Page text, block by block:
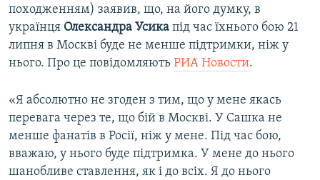
Усі сайти RFE/RL
походженням) заявив, що, на його думку, в
українця Олександра Усика під час їхнього бою 21
липня в Москві буде не менше підтримки, ніж у
нього. Про це повідомляють РИА Новости.
«Я абсолютно не згоден з тим, що у мене якась
перевага через те, що бій в Москві. У Сашка не
менше фанатів в Росії, ніж у мене. Під час бою,
вважаю, у нього буде підтримка. У мене до нього
шанобливе ставлення, як і до всіх. Я до нього